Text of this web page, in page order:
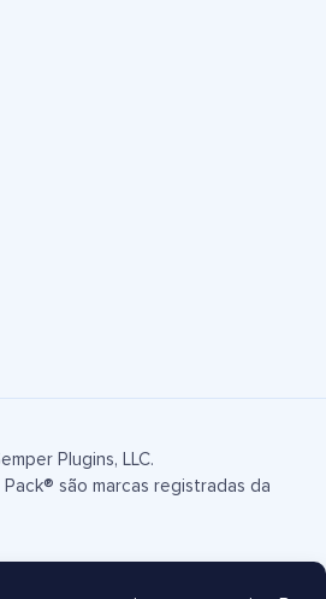
Plugins, LLC.
são marcas registradas da